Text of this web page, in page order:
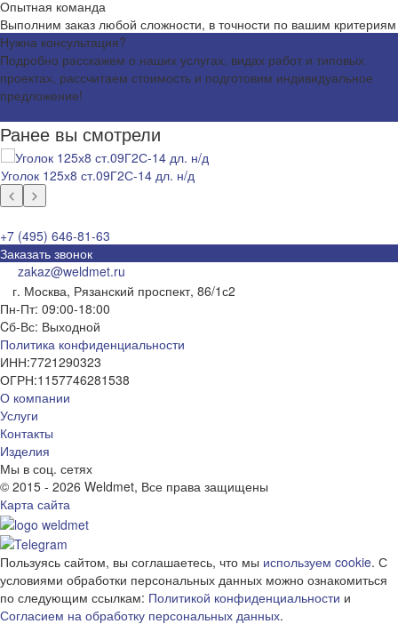
Опытная команда
Выполним заказ любой сложности, в точности по вашим критериям
Нужна консультация?
Подробно расскажем о наших услугах, видах работ и типовых
проектах, рассчитаем стоимость и подготовим индивидуальное
предложение!
Ранее вы смотрели
Уголок 125х8 ст.09Г2С-14 дл. н/д
+7 (495) 646-81-63
Заказать звонок
zakaz@weldmet.ru
г. Москва, Рязанский проспект, 86/1с2
Пн-Пт: 09:00-18:00
Cб-Вс: Выходной
Политика конфиденциальности
ИНН:7721290323
ОГРН:1157746281538
О компании
Услуги
Контакты
Изделия
Мы в соц. сетях
© 2015 - 2026 Weldmet, Все права защищены
Карта сайта
Пользуясь сайтом, вы соглашаетесь, что мы используем cookie. С
условиями обработки персональных данных можно ознакомиться
по следующим ссылкам: Политикой конфиденциальности и
Согласием на обработку персональных данных.